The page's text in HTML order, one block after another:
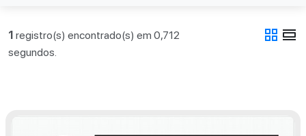
1 registro(s) encontrado(s) em 0,712
segundos.
grid_view view_day